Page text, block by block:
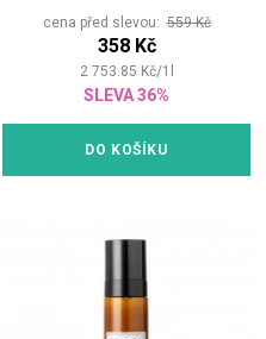
cena před slevou:559 Kč
358 Kč
2 753.85 Kč/1
SLEVA 36%
DO KOŠÍKU